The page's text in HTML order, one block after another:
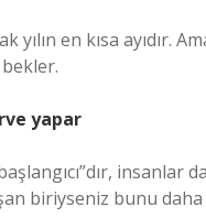
yılın en kısa
yapar
biriyseniz bunu